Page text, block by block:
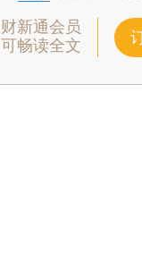
财新通会员
可畅读全文